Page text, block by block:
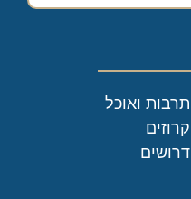
תרבות ואוכל
קרוזים
דרושים